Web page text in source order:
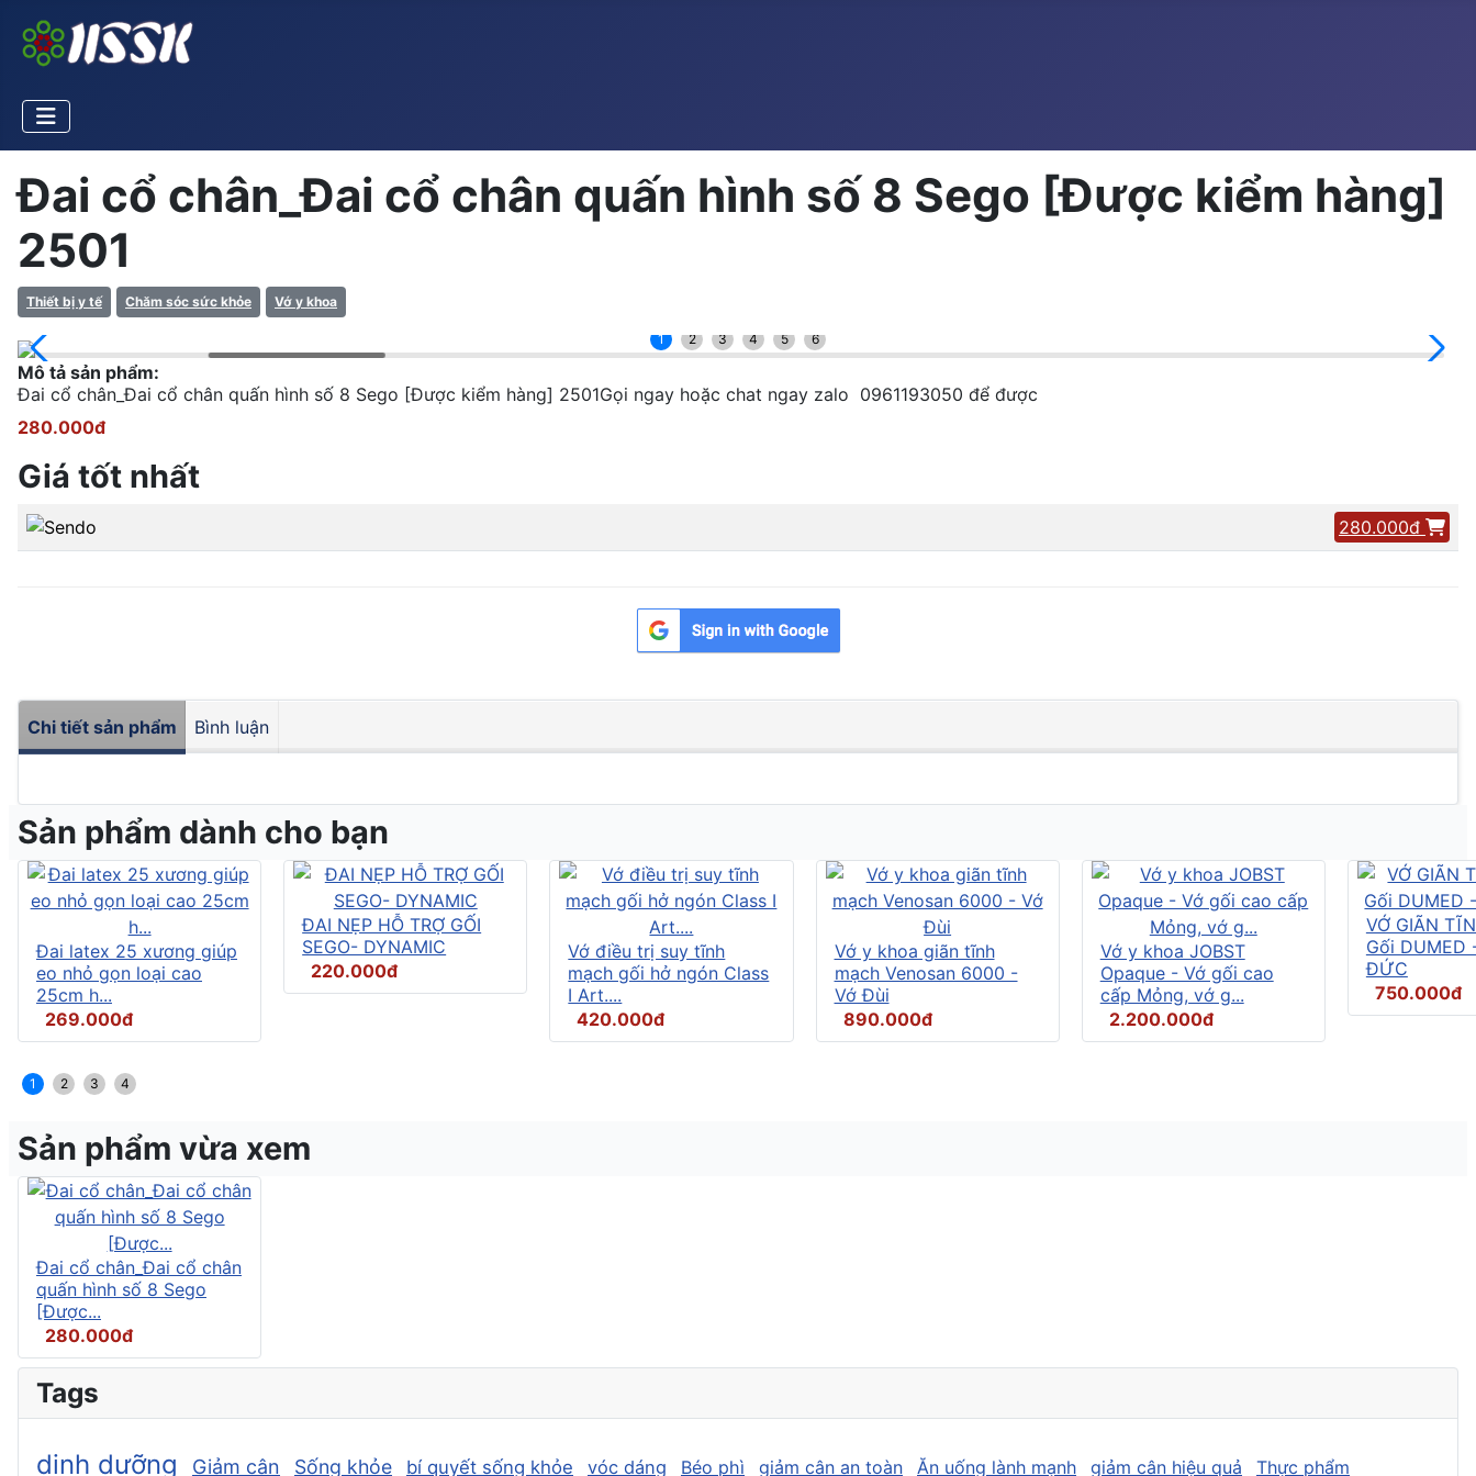
Đai cổ chân_Đai cổ chân quấn hình số 8 Sego [Được kiểm hàng]
2501
Thiết bị y tế Chăm sóc sức khỏe Vớ y khoa
1 2 3 4 5 6
Mô tả sản phẩm:
Đai cổ chân_Đai cổ chân quấn hình số 8 Sego [Được kiểm hàng] 2501Gọi ngay hoặc chat ngay zalo 0961193050 để được
280.000đ
Giá tốt nhất
280.000đ
Chi tiết sản phẩm Bình luận
Sản phẩm dành cho bạn
Đai latex 25 xương giúp
eo nhỏ gọn loại cao
25cm h...
269.000đ
ĐAI NẸP HỖ TRỢ GỐI
SEGO- DYNAMIC
220.000đ
Vớ điều trị suy tĩnh
mạch gối hở ngón Class
I Art....
420.000đ
Vớ y khoa giãn tĩnh
mạch Venosan 6000 -
Vớ Đùi
890.000đ
Vớ y khoa JOBST
Opaque - Vớ gối cao
cấp Mỏng, vớ g...
2.200.000đ
VỚ GIÃN
Gối DUMED
ĐỨC
750.000đ
1 2 3 4
Sản phẩm vừa xem
Đai cổ chân_Đai cổ chân
quấn hình số 8 Sego
[Được...
280.000đ
Tags
dinh dưỡng Giảm cân Sống khỏe bí quyết sống khỏe vóc dáng Béo phì giảm cân an toàn Ăn uống lành mạnh giảm cân hiệu quả Thực phẩm